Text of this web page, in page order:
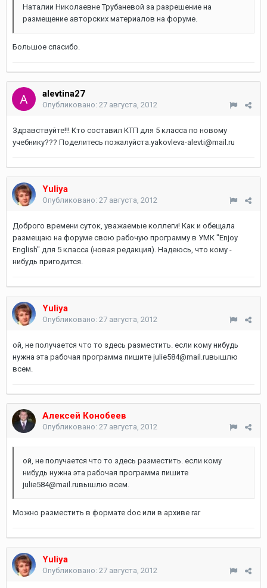
Наталии Николаевне Трубаневой за разрешение на
размещение авторских материалов на форуме.
Большое спасибо.
alevtina27
Опубликовано: 27 августа, 2012
Здравствуйте!!! Кто составил КТП для 5 класса по новому
учебнику??? Поделитесь пожалуйста.yakovleva-alevti@mail.ru
Yuliya
Опубликовано: 27 августа, 2012
Доброго времени суток, уважаемые коллеги! Как и обещала
размещаю на форуме свою рабочую программу в УМК "Enjoy
English" для 5 класса (новая редакция). Надеюсь, что кому -
нибудь пригодится.
Yuliya
Опубликовано: 27 августа, 2012
ой, не получается что то здесь разместить. если кому нибудь
нужна эта рабочая программа пишите julie584@mail.ruвышлю
всем.
Алексей Конобеев
Опубликовано: 27 августа, 2012
ой, не получается что то здесь разместить. если кому
нибудь нужна эта рабочая программа пишите
julie584@mail.ruвышлю всем.
Можно разместить в формате doc или в архиве rar
Yuliya
Опубликовано: 27 августа, 2012